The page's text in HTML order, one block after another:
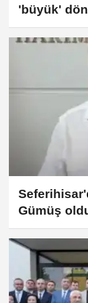
'büyük'
Gümüş